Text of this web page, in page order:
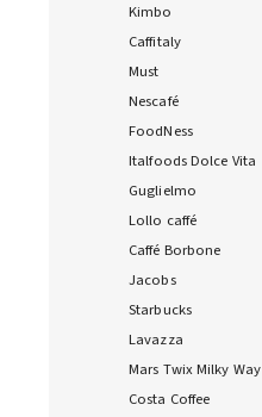
Kimbo
Caffitaly
Must
Nescafé
FoodNess
Italfoods Dolce Vita
Guglielmo
Lollo caffé
Caffé Borbone
Jacobs
Starbucks
Lavazza
Mars Twix Milky Way
Costa Coffee